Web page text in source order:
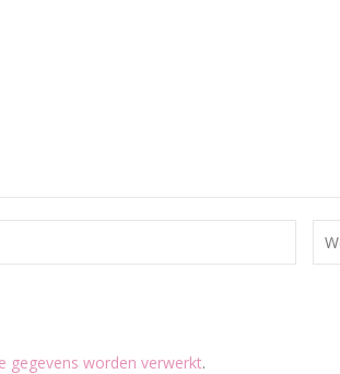
gegevens worden verwerkt.